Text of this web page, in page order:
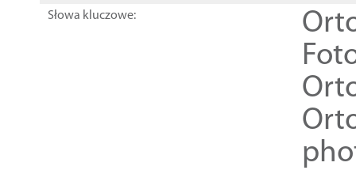
Słowa kluczowe: